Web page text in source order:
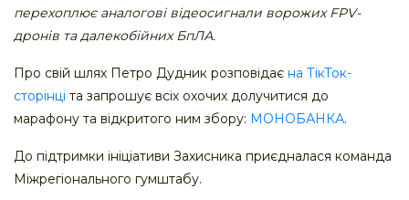
перехоплює аналогові відеосигнали ворожих FPV-
дронів та далекобійних БпЛА.
Про свій шлях Петро Дудник розповідає на ТікТок-
сторінці та запрошує всіх охочих долучитися до
марафону та відкритого ним збору: МОНОБАНКА.
До підтримки ініціативи Захисника приєдналася команда
Міжрегіонального гумштабу.